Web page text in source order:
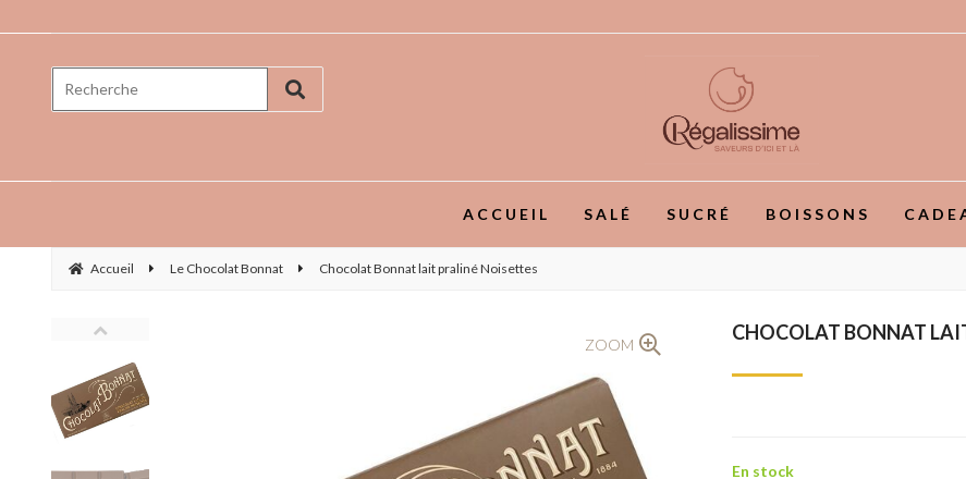
ACCUEIL SALÉ SUCRÉ BOISSONS
Accueil Le Chocolat Bonnat Chocolat Bonnat lait praliné Noisettes
ZOOM
CHOCOLAT BONNAT
En stock